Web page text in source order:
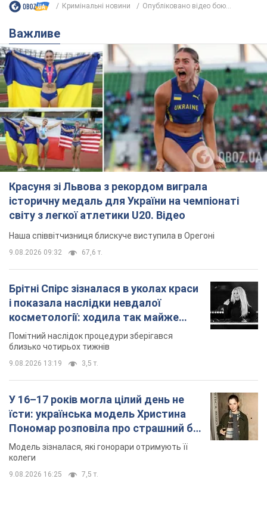
Кримінальні новини Опубліковано відео бою...
Важливе
Красуня зі Львова з рекордом виграла
історичну медаль для України на чемпіонаті
світу з легкої атлетики U20. Відео
Наша співвітчизниця блискуче виступила в Орегоні
9.08.2026 09:32 67,6 т.
Брітні Спірс зізналася в уколах краси
і показала наслідки невдалої
косметології: ходила так майже
місяць
Помітний наслідок процедури зберігався
близько чотирьох тижнів
9.08.2026 13:19 3,5 т.
У 16–17 років могла цілий день не
їсти: українська модель Христина
Пономар розповіла про страшний бік
модельної кар’єри
Модель зізналася, які гонорари отримують її
колеги
9.08.2026 16:25 7,5 т.